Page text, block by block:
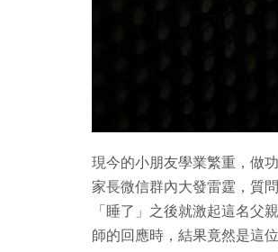
現今的小朋友學業繁重，做
家長微信群內大發雷霆，質
「睡了」之後就激起這名父
師的回應時，結果竟然是這